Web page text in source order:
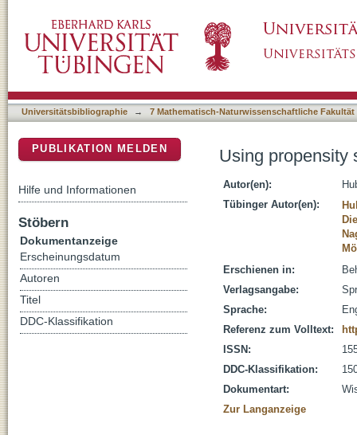
Universitätsbibliographie → 7 Mathematisch-Naturwissenschaftliche Fakultät
Using propensity
Autor(en):
Tübinger Autor(en):
Erschienen in:
Verlagsangabe:
Sprache:
Referenz zum Volltext:
ISSN:
DDC-Klassifikation:
Dokumentart:
Zur Langanzeige
PUBLIKATION MELDEN
Hilfe und Informationen
Stöbern
Dokumentanzeige
Erscheinungsdatum
Autoren
Titel
DDC-Klassifikation